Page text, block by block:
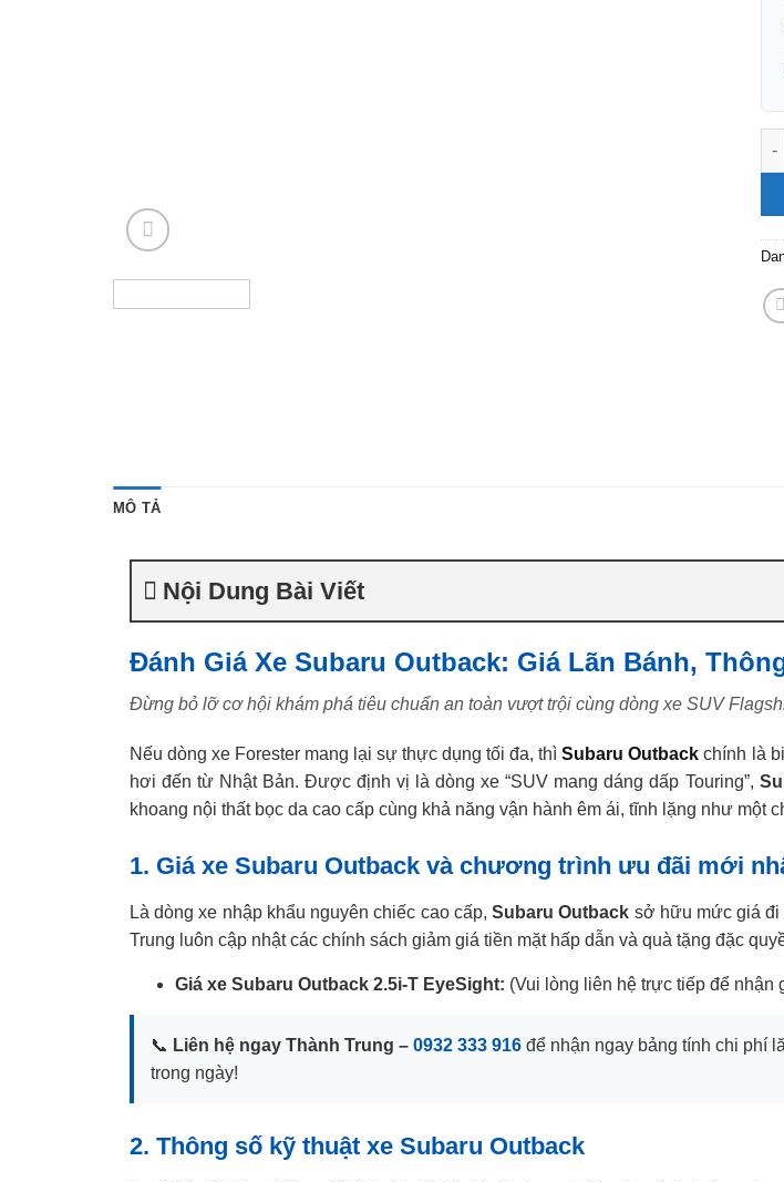
MÔ TẢ
Nội Dung Bài Viết
Đánh Giá Xe Subaru Outback: Giá Lãn Bánh,
Đừng bỏ lỡ cơ hội khám phá tiêu chuẩn an toàn vượt trội cùng dòng xe SUV
Nếu dòng xe Forester mang lại sự thực dụng tối đa, thìSubaru Outback chính là
hơi đến từ Nhật Bản. Được định vị là dòng xe “SUV mang dáng dấp Touring”,
khoang nội thất bọc da cao cấp cùng khả năng vận hành êm ái, tĩnh lặng như một
1. Giá xe Subaru Outback và chương trình ưu đãi mới
Là dòng xe nhập khẩu nguyên chiếc cao cấp,Subaru Outback sở hữu mức giá đi
Trung luôn cập nhật các chính sách giảm giá tiền mặt hấp dẫn và quà tặng đặc
Giá xe Subaru Outback 2.5i-T EyeSight: (Vui lòng liên hệ trực tiếp để nhận
📞 Liên hệ ngay Thành Trung – 0932 333 916 để nhận ngay bảng tính chi phí
trong ngày!
2. Thông số kỹ thuật xe Subaru Outback